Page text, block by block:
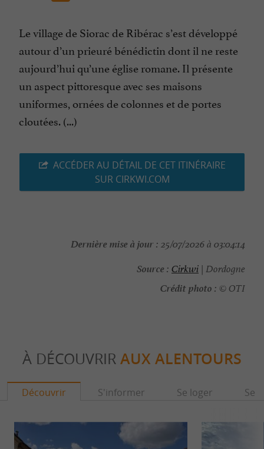
Le village de Siorac de Ribérac s’est développé
autour d’un prieuré bénédictin dont il ne reste
aujourd’hui qu’une église romane. Il présente
un aspect pittoresque avec ses maisons
uniformes, ornées de colonnes et de portes
cloutées. (...)
ACCÉDER AU DÉTAIL DE CET ITINÉRAIRE
SUR CIRKWI.COM
Dernière mise à jour : 25/07/2026 à 03:04:14
Source : Cirkwi | Dordogne
Crédit photo : © OTI
À DÉCOUVRIR AUX ALENTOURS
Découvrir S'informer Se loger Se